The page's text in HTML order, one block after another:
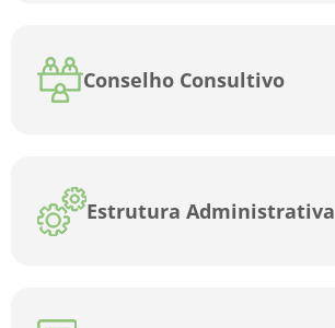
Conselho Consultivo
Estrutura Administrativa